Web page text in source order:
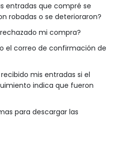
entradas que compré se
robadas o se deterioraron?
mi compra?
el correo de confirmación de
mis entradas si el
indica que fueron
para descargar las